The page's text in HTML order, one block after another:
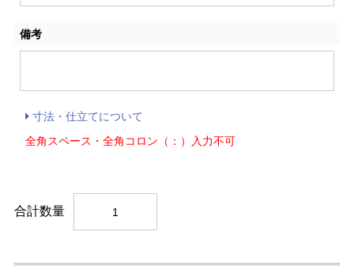
備考
寸法・仕立てについて
全角スペース・全角コロン（：）入力不可
合計数量